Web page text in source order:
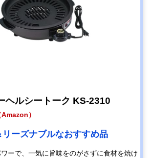
ヘルシートーク KS-2310
）
ーズナブルなおすすめ品
ーで、一気に旨味をのがさずに食材を焼け